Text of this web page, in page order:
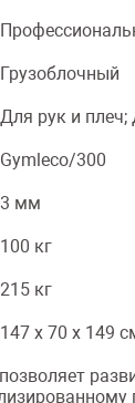
Грузоблочный
Для рук и
Gymleco/300
3 мм
100 кг
215 кг
147 х 70 х 149